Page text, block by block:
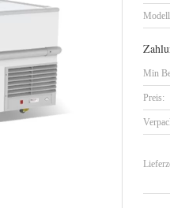
Min
Preis: